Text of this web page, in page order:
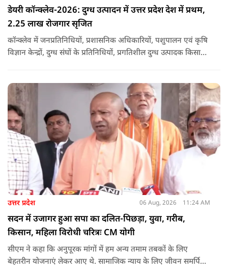
डेयरी कॉन्क्लेव-2026: दुग्ध उत्पादन में उत्तर प्रदेश देश में प्रथम,
2.25 लाख रोजगार सृजित
कॉन्क्लेव में जनप्रतिनिधियों, प्रशासनिक अधिकारियों, पशुपालन एवं कृषि
विज्ञान केन्द्रों, दुग्ध संघों के प्रतिनिधियों, प्रगतिशील दुग्ध उत्पादक किसानों,
उत्तर प्रदेश 06 Aug, 2026 11:24 AM
सदन में उजागर हुआ सपा का दलित-पिछड़ा, युवा, गरीब,
किसान, महिला विरोधी चरित्रः CM योगी
सीएम ने कहा कि अनुपूरक मांगों में हम अन्य तमाम तबकों के लिए
बेहतरीन योजनाएं लेकर आए थे. सामाजिक न्याय के लिए जीवन समर्पित